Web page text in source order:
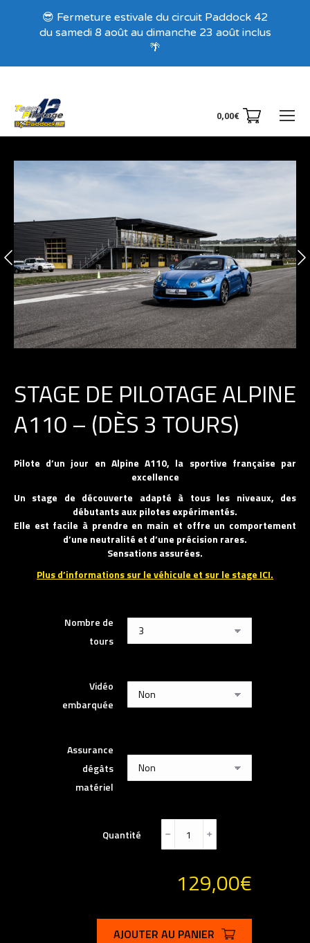
0,00€
STAGE DE PILOTAGE ALPINE
A110 – (DÈS 3 TOURS)
Pilote d’un jour en Alpine A110, la sportive française par
excellence
Un stage de découverte adapté à tous les niveaux, des
débutants aux pilotes expérimentés.
Elle est facile à prendre en main et offre un comportement
d’une neutralité et d’une précision rares.
Sensations assurées.
Plus d’informations sur le véhicule et sur le stage ICI.
Nombre de
tours
Vidéo
embarquée
Assurance
dégâts
matériel
Quantité ﹣ ﹢
129,00€
AJOUTER AU PANIER
Recevez nos offres exclusives !
😎 Fermeture estivale du circuit Paddock 42
du samedi 8 août au dimanche 23 août inclus
🌴